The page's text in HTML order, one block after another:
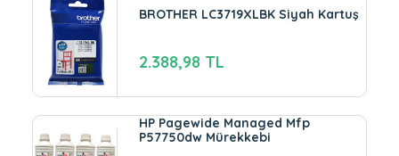
BROTHER LC3719XLBK Siyah Kartuş
2.388,98 TL
HP Pagewide Managed Mfp
P57750dw Mürekkebi